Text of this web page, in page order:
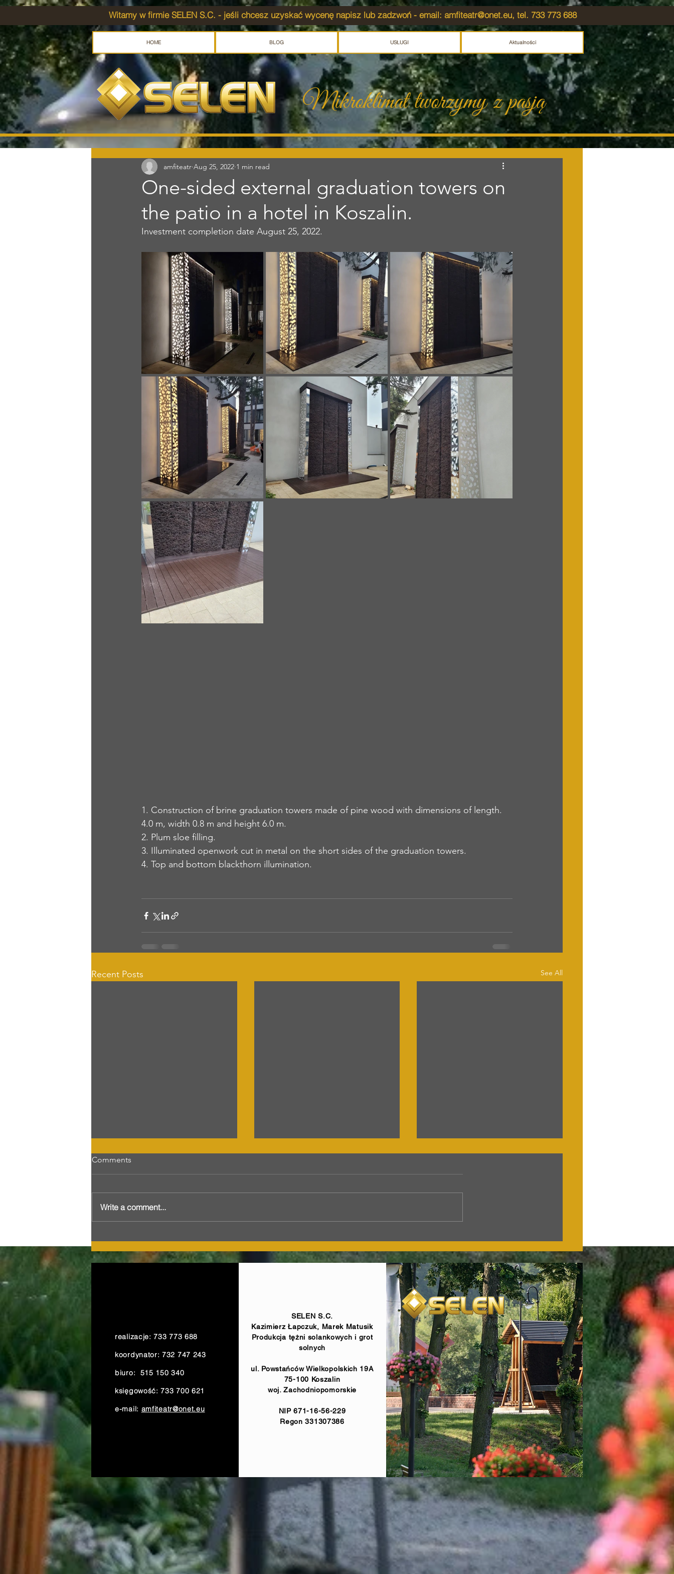
Witamy w firmie SELEN S.C. - jeśli chcesz uzyskać wycenę napisz lub zadzwoń - email: amfiteatr@onet.eu, tel. 733 773 688
HOME BLOG USŁUGI Aktualności
Mikroklimat tworzymy z pasją
One-sided external graduation towers on
the patio in a hotel in Koszalin.
amfiteatr Aug 25, 2022 1 min read
Investment completion date August 25, 2022.
1. Construction of brine graduation towers made of pine wood with dimensions of length.
4.0 m, width 0.8 m and height 6.0 m.
2. Plum sloe filling.
3. Illuminated openwork cut in metal on the short sides of the graduation towers.
4. Top and bottom blackthorn illumination.
Recent Posts See All
Darłowo
pergolas in Bogoria
tower in Nałęczów
Comments
Write a comment...
realizacje: 733 773 688
koordynator: 732 747 243
biuro: 515 150 340
księgowość: 733 700 621
e-mail: amfiteatr@onet.eu
SELEN S.C.
Kazimierz Łapczuk, Marek Matusik
Produkcja tężni solankowych i grot
solnych
ul. Powstańców Wielkopolskich 19A
75-100 Koszalin
woj. Zachodniopomorskie
NIP 671-16-56-229
Regon 331307386